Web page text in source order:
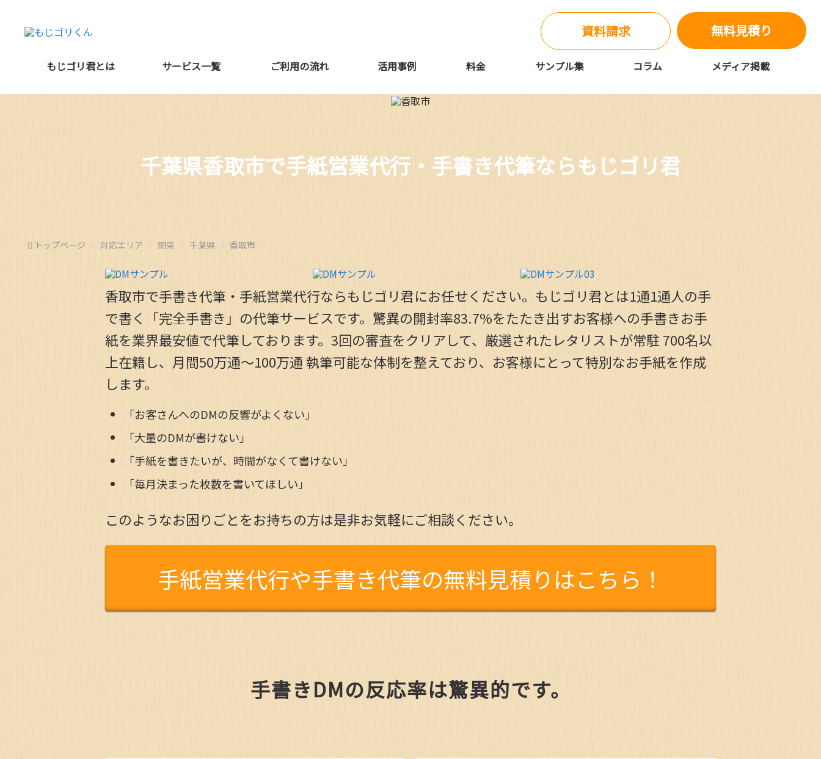
資料請求 無料見積り
もじゴリ君とは サービス一覧 ご利用の流れ 活用事例 料金 サンプル集 コラム メディア掲載
千葉県香取市で手紙営業代行・手書き代筆ならもじゴリ君
トップページ 対応エリア 関東 千葉県 香取市
香取市で手書き代筆・手紙営業代行ならもじゴリ君にお任せください。もじゴリ君とは1通1通人の手
で書く「完全手書き」の代筆サービスです。驚異の開封率83.7%をたたき出すお客様への手書きお手
紙を業界最安値で代筆しております。3回の審査をクリアして、厳選されたレタリストが常駐 700名以
上在籍し、月間50万通～100万通 執筆可能な体制を整えており、お客様にとって特別なお手紙を作成
します。
「お客さんへのDMの反響がよくない」
「大量のDMが書けない」
「手紙を書きたいが、時間がなくて書けない」
「毎月決まった枚数を書いてほしい」
このようなお困りごとをお持ちの方は是非お気軽にご相談ください。
手紙営業代行や手書き代筆の無料見積りはこちら！
手書きDMの反応率は驚異的です。